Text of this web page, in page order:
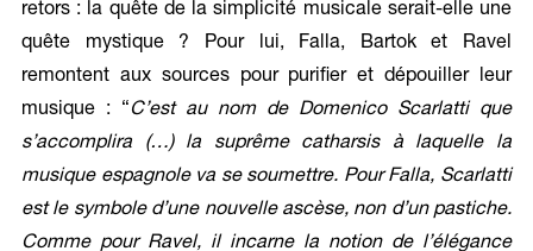
retors : la quête de la simplicité musicale serait-elle une
quête mystique ? Pour lui, Falla, Bartok et Ravel
remontent aux sources pour purifier et dépouiller leur
musique : “C’est au nom de Domenico Scarlatti que
s’accomplira (…) la suprême catharsis à laquelle la
musique espagnole va se soumettre. Pour Falla, Scarlatti
est le symbole d’une nouvelle ascèse, non d’un pastiche.
Comme pour Ravel, il incarne la notion de l’élégance